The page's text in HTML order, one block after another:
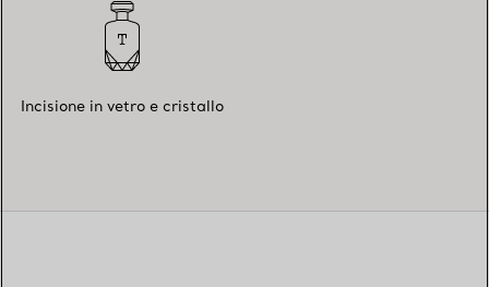
Incisione in vetro e cristallo